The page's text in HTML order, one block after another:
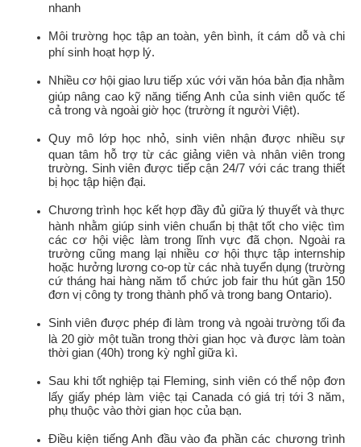
nhanh
Môi trường học tập an toàn, yên bình, ít cám dỗ và chi
phí sinh hoạt hợp lý.
Nhiều cơ hội giao lưu tiếp xúc với văn hóa bản địa nhằm
giúp nâng cao kỹ năng tiếng Anh của sinh viên quốc tế
cả trong và ngoài giờ học (trường ít người Việt).
Quy mô lớp học nhỏ, sinh viên nhận được nhiều sự
quan tâm hỗ trợ từ các giảng viên và nhân viên trong
trường. Sinh viên được tiếp cận 24/7 với các trang thiết
bị học tập hiện đại.
Chương trình học kết hợp đầy đủ giữa lý thuyết và thực
hành nhằm giúp sinh viên chuẩn bị thật tốt cho việc tìm
các cơ hội việc làm trong lĩnh vực đã chọn. Ngoài ra
trường cũng mang lại nhiều cơ hội thực tập internship
hoặc hưởng lương co-op từ các nhà tuyển dụng (trường
cứ tháng hai hàng năm tổ chức job fair thu hút gần 150
đơn vị công ty trong thành phố và trong bang Ontario).
Sinh viên được phép đi làm trong và ngoài trường tối đa
là 20 giờ một tuần trong thời gian học và được làm toàn
thời gian (40h) trong kỳ nghỉ giữa kì.
Sau khi tốt nghiệp tại Fleming, sinh viên có thể nộp đơn
lấy giấy phép làm việc tại Canada có giá trị tới 3 năm,
phụ thuộc vào thời gian học của bạn.
Điều kiện tiếng Anh đầu vào đa phần các chương trình